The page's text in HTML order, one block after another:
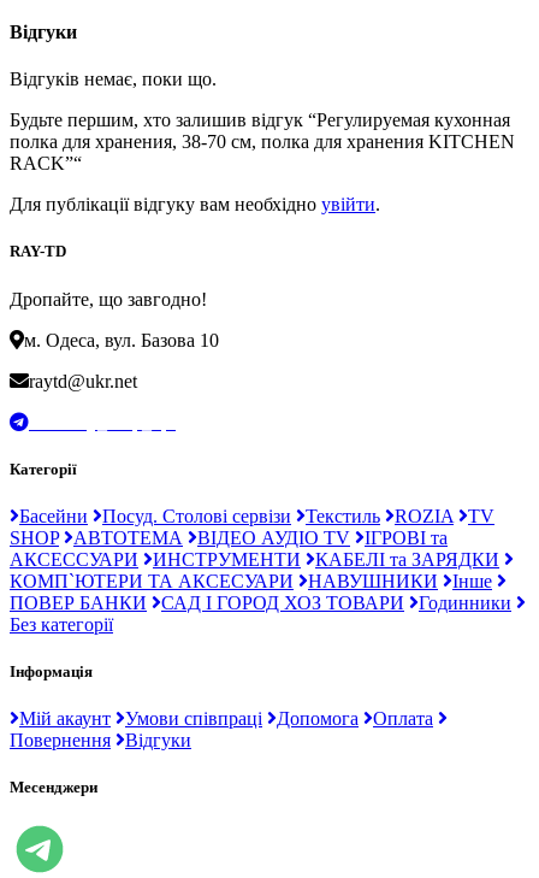
хранения
RACK
Відгуки
Відгуків немає, поки що.
Будьте першим, хто залишив відгук “Регулируемая кухонная
полка для хранения, 38-70 см, полка для хранения KITCHEN
RACK”“
Для публікації відгуку вам необхідно увійти.
RAY-TD
Дропайте, що завгодно!
м. Одеса, вул. Базова 10
raytd@ukr.net
Категорії
Басейни Посуд. Столові сервізи Текстиль ROZIA
TV
SHOP
АВТОТЕМА ВІДЕО АУДІО TV
ІГРОВІ та
АКСЕССУАРИ
ИНСТРУМЕНТИ
КАБЕЛІ та ЗАРЯДКИ
КОМП`ЮТЕРИ ТА АКСЕСУАРИ
НАВУШНИКИ
Інше
ПОВЕР БАНКИ
САД І ГОРОД ХОЗ ТОВАРИ
Годинники
Без категорії
Інформація
Мій акаунт Умови співпраці Допомога
Оплата
Повернення
Відгуки
Месенджери